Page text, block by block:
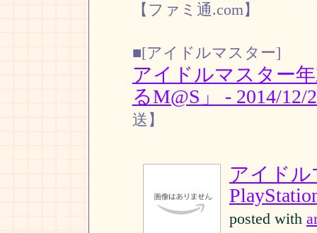
【ファミ通.com】
■[アイドルマスター]
アイドルマスター
るM@S」 - 2014/12/
送】
アイド
posted with